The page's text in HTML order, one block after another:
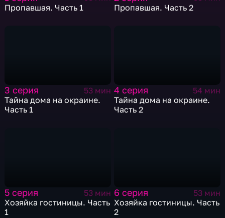
Пропавшая. Часть 1
Пропавшая. Часть 2
3 серия
53 мин
Тайна дома на окраине.
Часть 1
4 серия
54 мин
Тайна дома на окраине.
Часть 2
5 серия
53 мин
Хозяйка гостиницы. Часть
1
6 серия
53 мин
Хозяйка гостиницы. Часть
2